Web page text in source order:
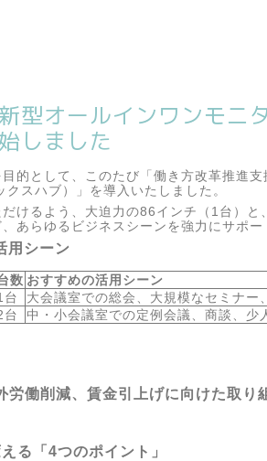
新型オールインワンモ
しました
的として、このたび「働き方改革推進
スハブ）」を導入いたしました。
けるよう、大迫力の86インチ（1台）
あらゆるビジネスシーンを強力にサポー
用シーン
数 おすすめの活用シーン
台
大会議室での総会、大規模なセミナー
台 中・小会議室での定例会議、商談、少
働削減、賃金引上げに向けた取り
る「4つのポイント」